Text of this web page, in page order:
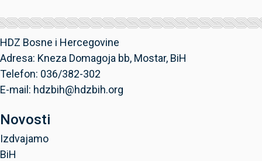
HDZ Bosne i Hercegovine
Adresa: Kneza Domagoja bb, Mostar, BiH
Telefon: 036/382-302
E-mail: hdzbih@hdzbih.org
Novosti
Izdvajamo
BiH